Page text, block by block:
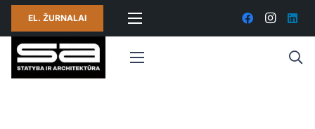
EL. ŽURNALAI